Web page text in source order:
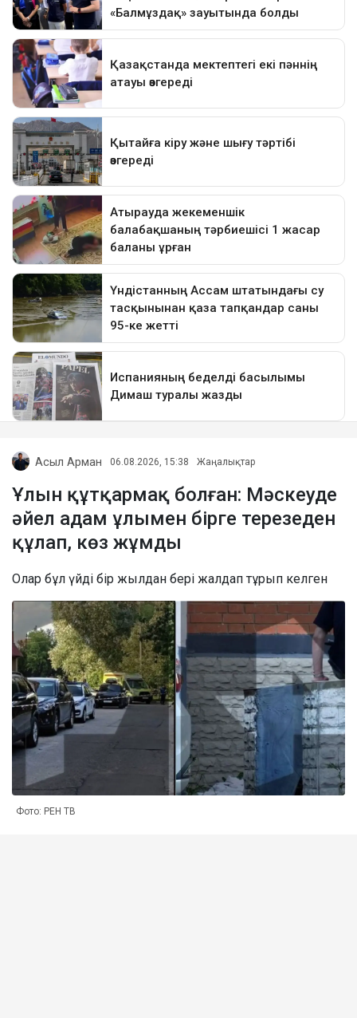
Асыл Арман 06.08.2026, 15:38 Жаңалықтар
Ұлын құтқармақ болған: Мәскеуде
әйел адам ұлымен бірге терезеден
құлап, көз жұмды
Олар бұл үйді бір жылдан бері жалдап тұрып келген
Фото: РЕН ТВ